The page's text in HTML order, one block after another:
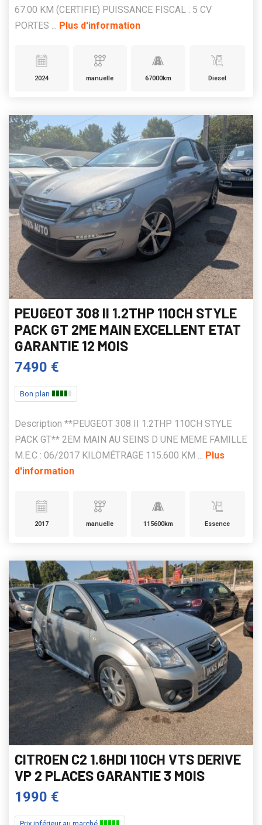
67.00 KM (CERTIFIE) PUISSANCE FISCAL : 5 CV
PORTES ... Plus d'information
2024 manuelle 67000km Diesel
PEUGEOT 308 II 1.2THP 110CH STYLE
PACK GT 2ME MAIN EXCELLENT ETAT
GARANTIE 12 MOIS
7490 €
Bon plan
Description **PEUGEOT 308 II 1.2THP 110CH STYLE
PACK GT** 2EM MAIN AU SEINS D UNE MEME FAMILLE
M.E.C : 06/2017 KILOMÉTRAGE 115.600 KM ... Plus
d'information
2017 manuelle 115600km Essence
CITROEN C2 1.6HDI 110CH VTS DERIVE
VP 2 PLACES GARANTIE 3 MOIS
1990 €